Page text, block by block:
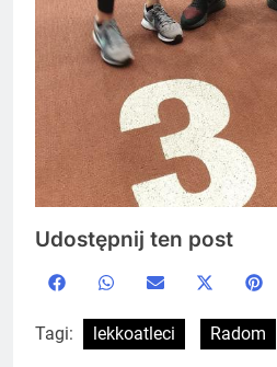
Udostępnij ten post
Share
Facebook
Share
WhatsApp
Share
Email
Share
Tagi: lekkoatleci Radom